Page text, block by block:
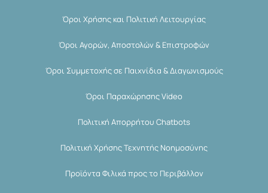
Όροι Χρήσης και Πολιτική Λειτουργίας
Όροι Αγορών, Αποστολών & Επιστροφών
Όροι Συμμετοχής σε Παιχνίδια & Διαγωνισμούς
Όροι Παραχώρησης Video
Πολιτική Απορρήτου Chatbots
Πολιτική Χρήσης Τεχνητής Νοημοσύνης
Προϊόντα Φιλικά προς το Περιβάλλον